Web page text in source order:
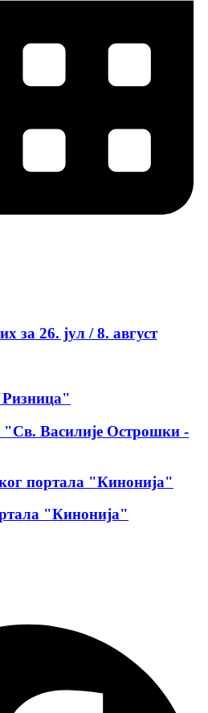
за 26. јул / 8. август
Василије Острошки -
портала "Кинонија"
"Кинонија"